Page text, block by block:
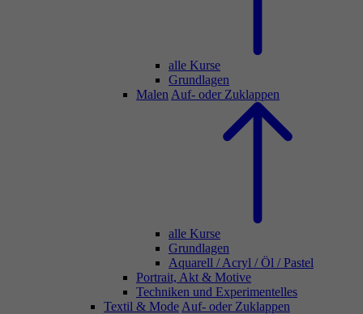
alle Kurse
Grundlagen
Malen Auf- oder Zuklappen
alle Kurse
Grundlagen
Aquarell / Acryl / Öl / Pastel
Portrait, Akt & Motive
Techniken und Experimentelles
Textil & Mode Auf- oder Zuklappen